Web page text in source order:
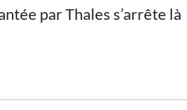
par Thales s’arrête là